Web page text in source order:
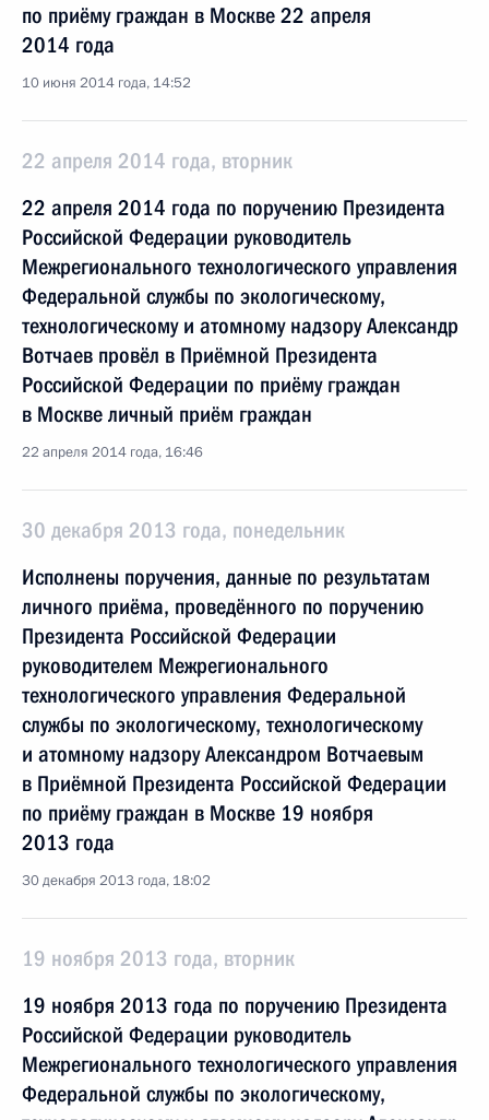
по приёму граждан в Москве 22 апреля
2014 года
10 июня 2014 года, 14:52
22 апреля 2014 года, вторник
22 апреля 2014 года по поручению Президента
Российской Федерации руководитель
Межрегионального технологического управления
Федеральной службы по экологическому,
технологическому и атомному надзору Александр
Вотчаев провёл в Приёмной Президента
Российской Федерации по приёму граждан
в Москве личный приём граждан
22 апреля 2014 года, 16:46
30 декабря 2013 года, понедельник
Исполнены поручения, данные по результатам
личного приёма, проведённого по поручению
Президента Российской Федерации
руководителем Межрегионального
технологического управления Федеральной
службы по экологическому, технологическому
и атомному надзору Александром Вотчаевым
в Приёмной Президента Российской Федерации
по приёму граждан в Москве 19 ноября
2013 года
30 декабря 2013 года, 18:02
19 ноября 2013 года, вторник
19 ноября 2013 года по поручению Президента
Российской Федерации руководитель
Межрегионального технологического управления
Федеральной службы по экологическому,